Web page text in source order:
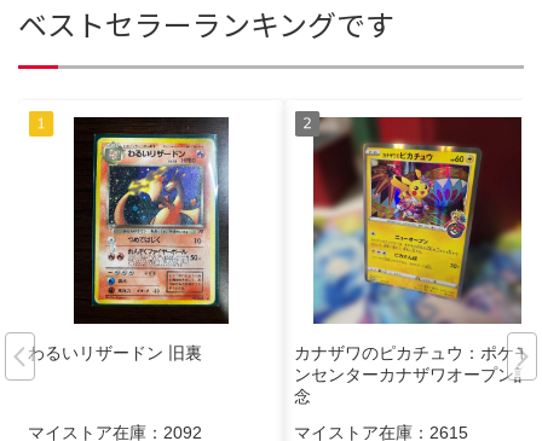
ベストセラーランキングです
わるいリザードン 旧裏
マイストア在庫： 2092
カナザワのピカチュウ：ポケモ
ンセンターカナザワオープン記
念
マイストア在庫： 2615